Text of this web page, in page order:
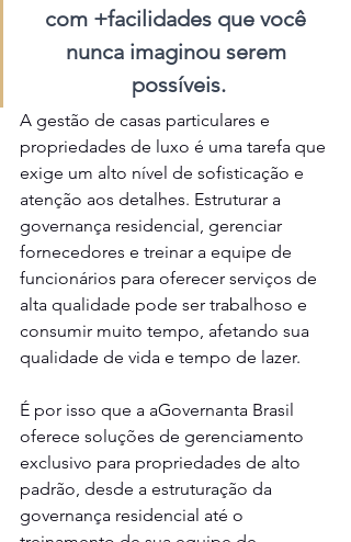
com +facilidades que você
nunca imaginou serem
possíveis.
A gestão de casas particulares e
propriedades de luxo é uma tarefa que
exige um alto nível de sofisticação e
atenção aos detalhes. Estruturar a
governança residencial, gerenciar
fornecedores e treinar a equipe de
funcionários para oferecer serviços de
alta qualidade pode ser trabalhoso e
consumir muito tempo, afetando sua
qualidade de vida e tempo de lazer.
É por isso que a aGovernanta Brasil
oferece soluções de gerenciamento
exclusivo para propriedades de alto
padrão, desde a estruturação da
governança residencial até o